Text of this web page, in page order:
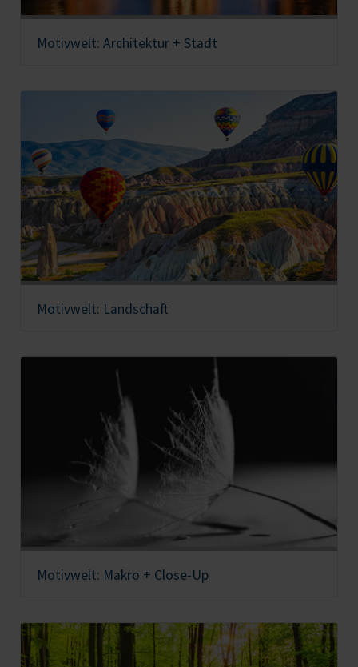
Motivwelt: Architektur + Stadt
Motivwelt: Landschaft
Motivwelt: Makro + Close-Up